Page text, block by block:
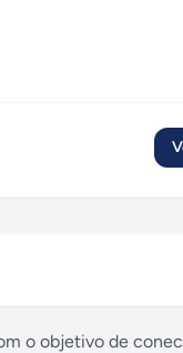
o objetivo de